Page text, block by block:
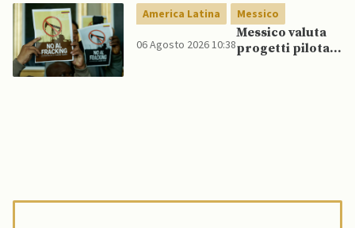
Patriot in
Ucraina,
nonostante
dubbi di Trump,
America Latina Messico
06 Agosto 2026 10:38
Messico valuta
progetti pilota